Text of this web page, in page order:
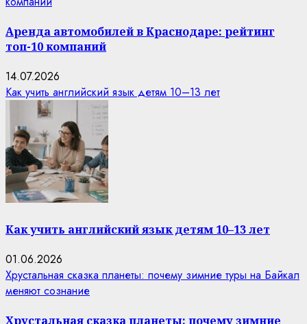
Аренда автомобилей в Краснодаре: рейтинг
топ-10 компаний
14.07.2026
Как учить английский язык детям 10–13 лет
Как учить английский язык детям 10–13 лет
01.06.2026
Хрустальная сказка планеты: почему зимние туры на Байкал
меняют сознание
Хрустальная сказка планеты: почему зимние